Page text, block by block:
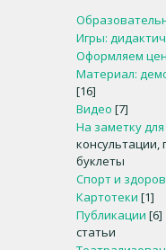
Игры:
Оформляем
Материал:
[16]
Видео [7]
На заметку
буклеты
Спорт и
Картотеки [1]
Публикации [6]
статьи